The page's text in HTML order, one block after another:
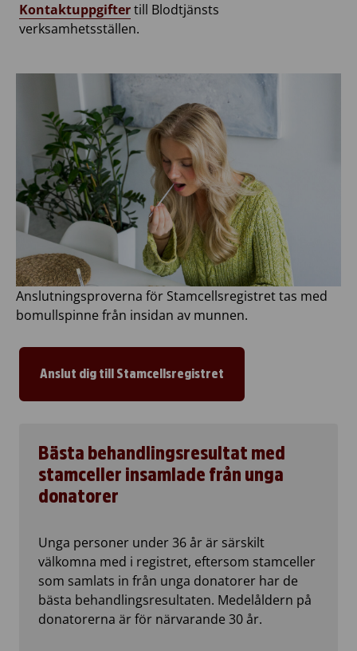
Kontaktuppgiftertill Blodtjänsts
verksamhetsställen.
Anslutningsproverna för Stamcellsregistret tas med
bomullspinne från insidan av munnen.
Anslut dig till Stamcellsregistret
Bästa behandlingsresultat med
stamceller insamlade från unga
donatorer
Unga personer under 36 år är särskilt
välkomna med i registret, eftersom stamceller
som samlats in från unga donatorer har de
bästa behandlingsresultaten. Medelåldern på
donatorerna är för närvarande 30 år.